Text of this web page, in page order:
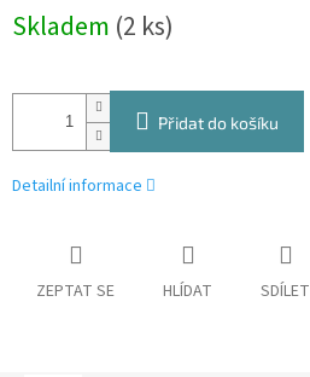
cena:
Skladem (2 ks)
Přidat do košíku
Detailní informace
ZEPTAT SE HLÍDAT SDÍLET